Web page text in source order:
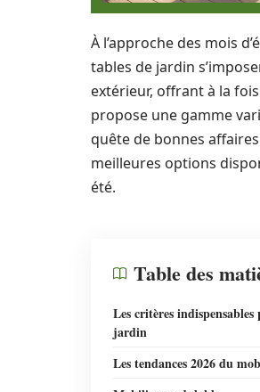
À l’approche des mois
tables de jardin
extérieur, offrant à la
propose une gamme
quête de bonnes
meilleures options
été.
Table des
Les critères
jardin
Les tendances 2026 du